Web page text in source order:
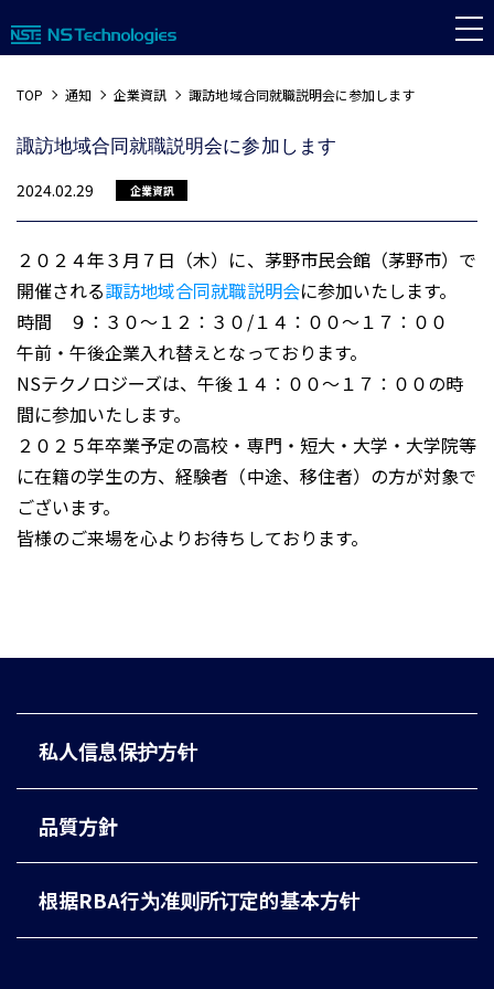
TOP 通知 企業資訊 諏訪地域合同就職説明会に参加します
諏訪地域合同就職説明会に参加します
2024.02.29
企業資訊
２０２４年３月７日（木）に、茅野市民会館（茅野市）で
開催される諏訪地域合同就職説明会に参加いたします。
時間 ９：３０～１２：３０/１４：００～１７：００
午前・午後企業入れ替えとなっております。
NSテクノロジーズは、午後１４：００～１７：００の時
間に参加いたします。
２０２５年卒業予定の高校・専門・短大・大学・大学院等
に在籍の学生の方、経験者（中途、移住者）の方が対象で
ございます。
皆様のご来場を心よりお待ちしております。
私人信息保护方针
品質方針
根据RBA行为准则所订定的基本方针